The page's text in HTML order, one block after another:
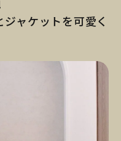
ャケットを可愛く